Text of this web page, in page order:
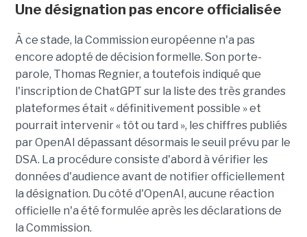
Une désignation pas encore officialisée
À ce stade, la Commission européenne n'a pas
encore adopté de décision formelle. Son porte-
parole, Thomas Regnier, a toutefois indiqué que
l'inscription de ChatGPT sur la liste des très grandes
plateformes était « définitivement possible » et
pourrait intervenir « tôt ou tard », les chiffres publiés
par OpenAI dépassant désormais le seuil prévu par le
DSA. La procédure consiste d'abord à vérifier les
données d'audience avant de notifier officiellement
la désignation. Du côté d'OpenAI, aucune réaction
officielle n'a été formulée après les déclarations de
la Commission.